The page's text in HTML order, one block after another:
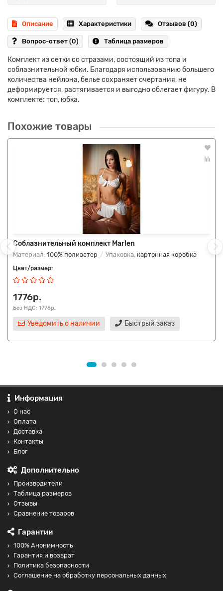
Описание Характеристики Отзывов (0)
Вопрос-ответ (0) Таблица размеров
Комплект из сетки со стразами, состоящий из топа и
соблазнительной юбки. Благодаря использованию большего
количества нейлона, белье сохраняет очертания, не
деформируется, растягивается и выгодно облегает фигуру. В
комплекте: топ, юбка.
Похожие товары
Соблазнительный комплект Marlen
Материал: 100% полиэстер Упаковка: картонная коробка
Цвет/размер:
1776р.
Без НДС: 1776р.
Уведомить о наличии Быстрый заказ
Информация
О нас
Оплата
Доставка
Контакты
Блог
Дополнительно
Производители
Таблица размеров
Отзывы
Сравнение товаров
Гарантии
100% Анонимность
Гарантия и возврат
Политика безопасности
Соглашение на обработку персональных данных